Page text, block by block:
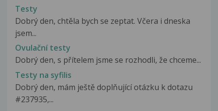
Testy
Dobrý den, chtěla bych se zeptat. Včera i dneska
jsem...
Ovulační testy
Dobrý den, s přítelem jsme se rozhodli, že chceme...
Testy na syfilis
Dobrý den, mám ještě doplňující otázku k dotazu
#237935,...